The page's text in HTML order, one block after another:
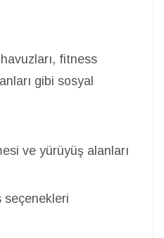
fitness
gibi sosyal
ve yürüyüş alanları
seçenekleri